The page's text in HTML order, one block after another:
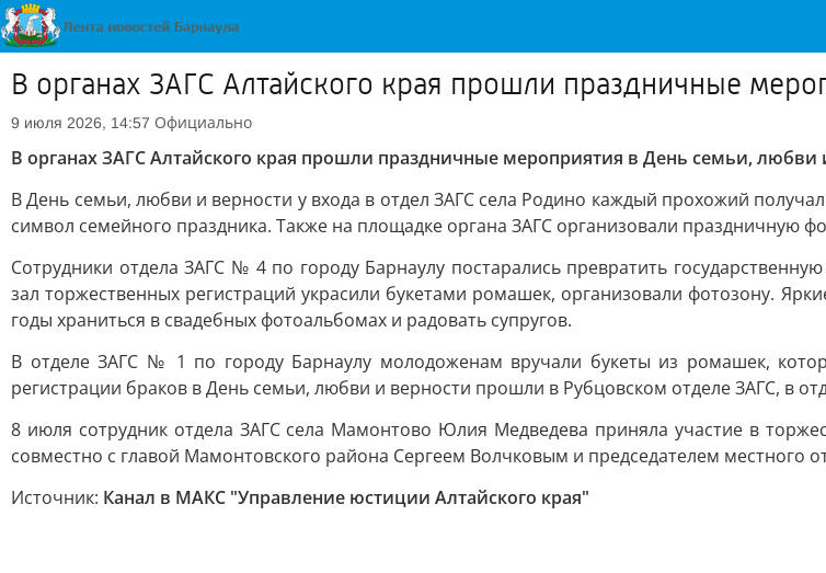
В органах ЗАГС Алтайского края прошли праздничные
9 июля 2026, 14:57 Официально
В органах ЗАГС Алтайского края прошли праздничные мероприятия в День семьи, любви
В День семьи, любви и верности у входа в отдел ЗАГС села Родино каждый прохожий
символ семейного праздника. Также на площадке органа ЗАГС организовали праздничную
Сотрудники отдела ЗАГС № 4 по городу Барнаулу постарались превратить
зал торжественных регистраций украсили букетами ромашек, организовали фотозону.
годы храниться в свадебных фотоальбомах и радовать супругов.
В отделе ЗАГС № 1 по городу Барнаулу молодоженам вручали букеты из ромашек,
регистрации браков в День семьи, любви и верности прошли в Рубцовском отделе ЗАГС, в
8 июля сотрудник отдела ЗАГС села Мамонтово Юлия Медведева приняла участие в
совместно с главой Мамонтовского района Сергеем Волчковым и председателем местного
Источник: Канал в МАКС "Управление юстиции Алтайского края"